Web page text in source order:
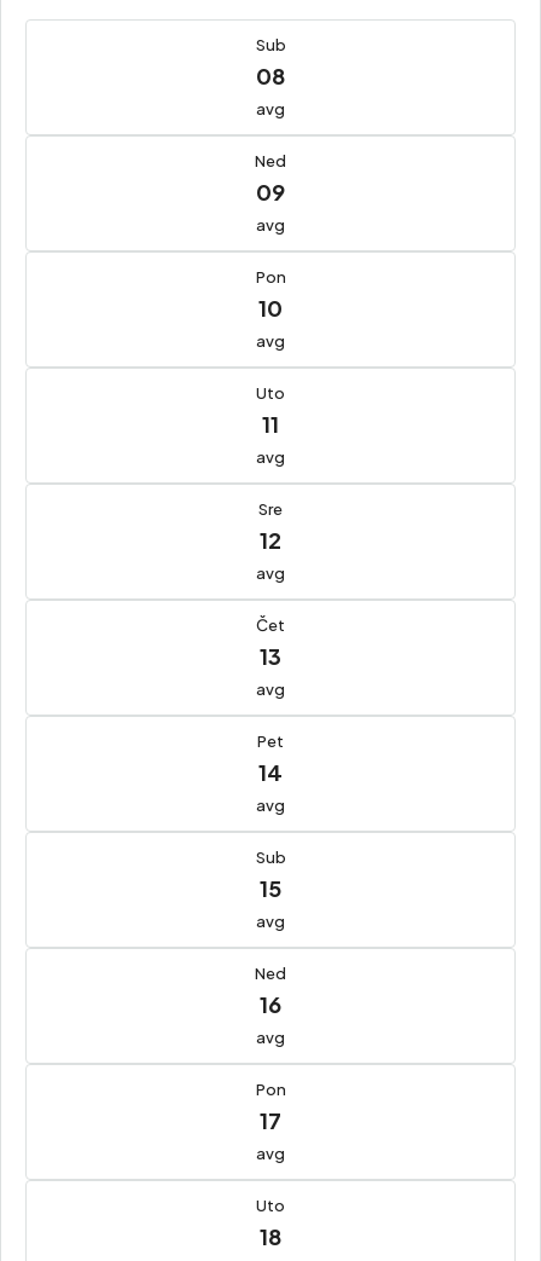
Sub
08
avg
Ned
09
avg
Pon
10
avg
Uto
11
avg
Sre
12
avg
Čet
13
avg
Pet
14
avg
Sub
15
avg
Ned
16
avg
Pon
17
avg
Uto
18